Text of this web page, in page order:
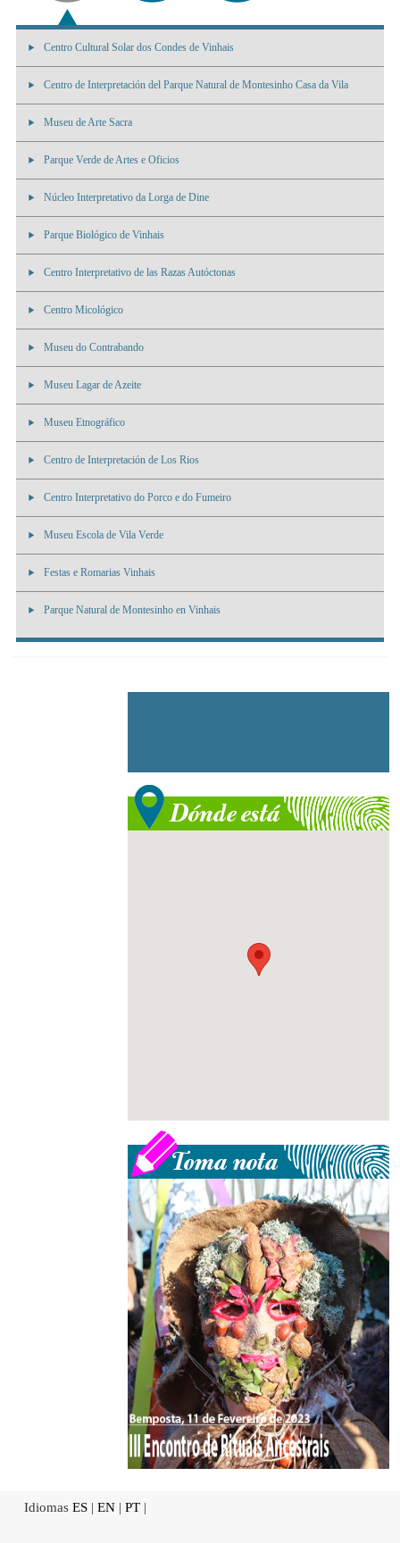
Centro Cultural Solar dos Condes de Vinhais
Centro de Interpretación del Parque Natural de Montesinho Casa da Vila
Museu de Arte Sacra
Parque Verde de Artes e Oficios
Núcleo Interpretativo da Lorga de Dine
Parque Biológico de Vinhais
Centro Interpretativo de las Razas Autóctonas
Centro Micológico
Museu do Contrabando
Museu Lagar de Azeite
Museu Etnográfico
Centro de Interpretación de Los Rios
Centro Interpretativo do Porco e do Fumeiro
Museu Escola de Vila Verde
Festas e Romarias Vinhais
Parque Natural de Montesinho en Vinhais
Idiomas ES | EN | PT |